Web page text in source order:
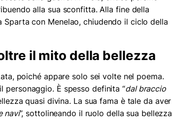
alla sua sconfitta. Alla fine della
Sparta con Menelao, chiudendo il ciclo della
il mito della bellezza
poiché appare solo sei volte nel poema.
È spesso definita “dal braccio
quasi divina. La sua fama è tale da aver
navi”, sottolineando il ruolo della sua bellezza